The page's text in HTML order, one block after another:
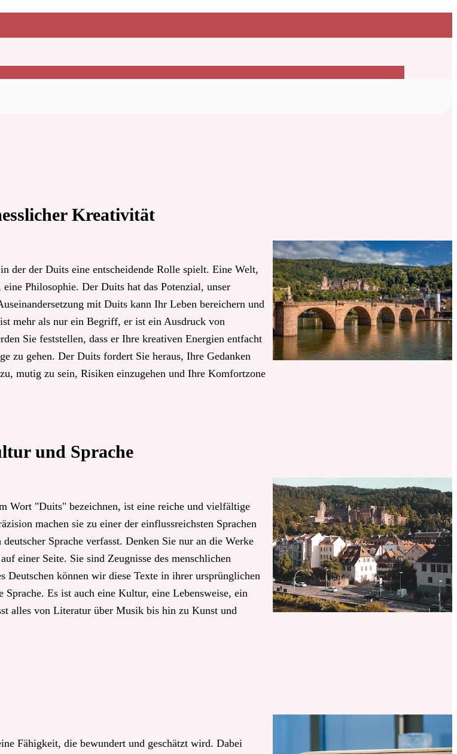
Kreativität
der der Duits eine entscheidende Rolle spielt. Eine Welt,
Philosophie. Der Duits hat das Potenzial, unser
mit Duits kann Ihr Leben bereichern und
mehr als nur ein Begriff, er ist ein Ausdruck von
Sie feststellen, dass er Ihre kreativen Energien entfacht
zu gehen. Der Duits fordert Sie heraus, Ihre Gedanken
mutig zu sein, Risiken einzugehen und Ihre Komfortzone
und Sprache
Wort "Duits" bezeichnen, ist eine reiche und vielfältige
machen sie zu einer der einflussreichsten Sprachen
Sprache verfasst. Denken Sie nur an die Werke
einer Seite. Sie sind Zeugnisse des menschlichen
Deutschen können wir diese Texte in ihrer ursprünglichen
Es ist auch eine Kultur, eine Lebensweise, ein
alles von Literatur über Musik bis hin zu Kunst und
Fähigkeit, die bewundert und geschätzt wird. Dabei